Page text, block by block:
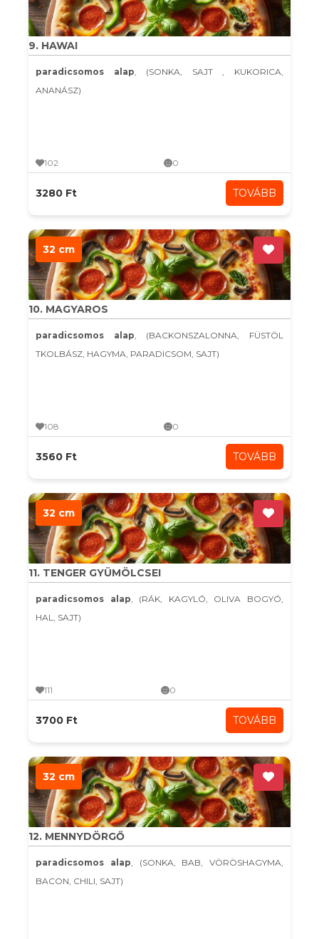
9. HAWAI
paradicsomos alap, (SONKA, SAJT , KUKORICA,
ANANÁSZ)
102 0
3280 Ft TOVÁBB
32 cm
10. MAGYAROS
paradicsomos alap, (BACKONSZALONNA, FÜSTÖL
TKOLBÁSZ, HAGYMA, PARADICSOM, SAJT)
108 0
3560 Ft TOVÁBB
32 cm
11. TENGER GYÜMÖLCSEI
paradicsomos alap, (RÁK, KAGYLÓ, OLIVA BOGYÓ,
HAL, SAJT)
111 0
3700 Ft TOVÁBB
32 cm
12. MENNYDÖRGŐ
paradicsomos alap, (SONKA, BAB, VÖRÖSHAGYMA,
BACON, CHILI, SAJT)